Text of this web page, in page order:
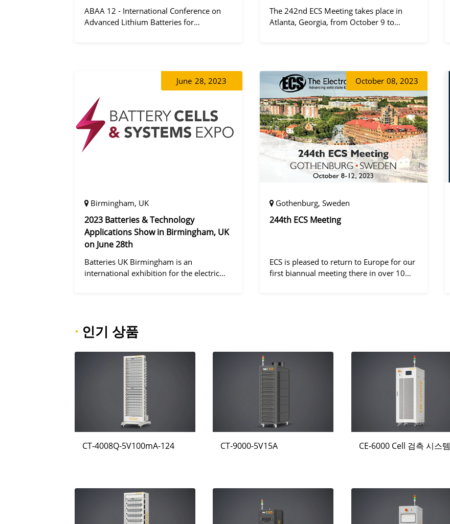
ABAA 12 - International Conference on
Advanced Lithium Batteries for
The 242nd ECS Meeting takes place in
Atlanta, Georgia, from October 9 to
June 28, 2023
Birmingham, UK
2023 Batteries & Technology
Applications Show in Birmingham, UK
on June 28th
Batteries UK Birmingham is an
international exhibition for the electric
October 08, 2023
Gothenburg, Sweden
244th ECS Meeting
ECS is pleased to return to Europe for our
first biannual meeting there in over 10
· 인기 상품
CT-4008Q-5V100mA-124 CT-9000-5V15A CE-6000 Cell 검측 시스템